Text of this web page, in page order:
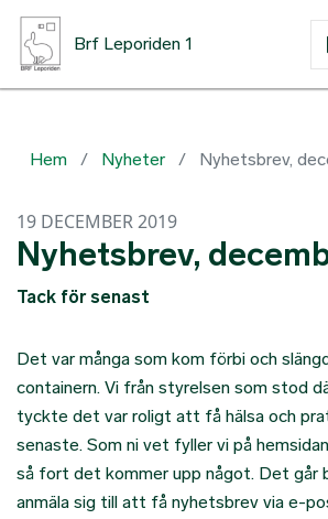
Brf Leporiden 1
Hem Nyheter Nyhetsbrev,
19 DECEMBER 2019
Nyhetsbrev,
Tack för senast
Det var många som kom förbi och
containern. Vi från styrelsen som stod
tyckte det var roligt att få hälsa och
senaste. Som ni vet fyller vi på
så fort det kommer upp något. Det går
anmäla sig till att få nyhetsbrev via e-